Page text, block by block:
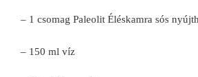
– 1 csomag Paleolit Éléskamra sós
– 150 ml víz